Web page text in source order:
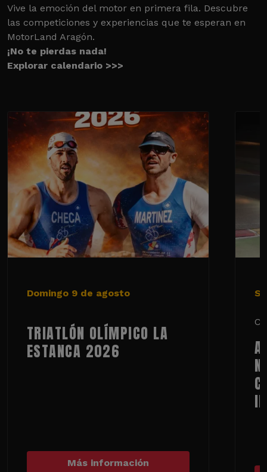
Vive la emoción del motor en primera fila. Descubre
las competiciones y experiencias que te esperan en
MotorLand Aragón.
¡No te pierdas nada!
Explorar calendario >>>
Domingo 9 de agosto
TRIATLÓN OLÍMPICO LA
ESTANCA 2026
Más información